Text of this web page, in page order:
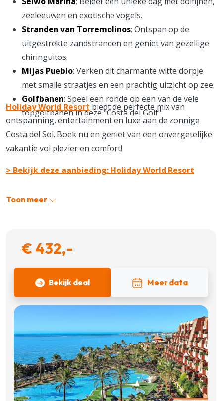
zeeleeuwen en exotische vogels.
Stranden van Torremolinos: Ontspan op de
uitgestrekte zandstranden en geniet van gezellige
chiringuitos.
Mijas Pueblo: Verken dit charmante witte dorpje
met smalle straatjes en een prachtig uitzicht op zee.
Golfbanen: Speel een ronde op een van de vele
topgolfbanen in deze "Costa del Golf".
Holiday World Resort biedt de perfecte mix van
ontspanning, entertainment en luxe aan de zonnige
Costa del Sol. Boek nu en geniet van een onvergetelijke
vakantie vol plezier en comfort!
> Bekijk deze aanbieding: Holiday World Resort
Toon meer
€ 432,-
Bekijk deal Meer data